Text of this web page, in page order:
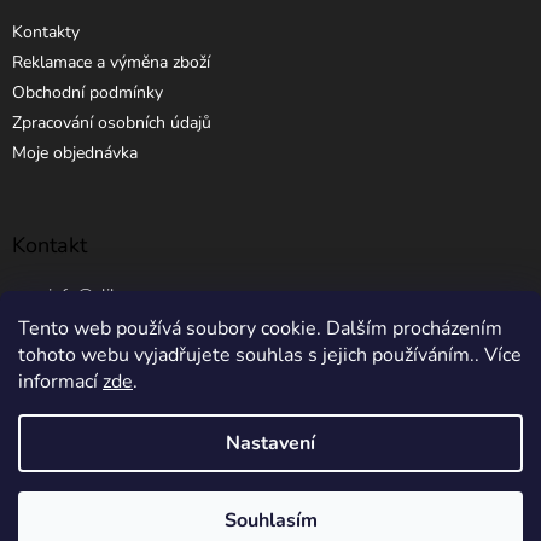
Tento web používá soubory cookie. Dalším procházením
tohoto webu vyjadřujete souhlas s jejich používáním.. Více
informacízde.
Nastavení
Souhlasím
Kontakty
Reklamace a výměna zboží
Obchodní podmínky
Zpracování osobních údajů
Moje objednávka
Kontakt
info @ elibros.cz
+420 734 184 444
eLibros.cz. Všechna práva vyhrazena.